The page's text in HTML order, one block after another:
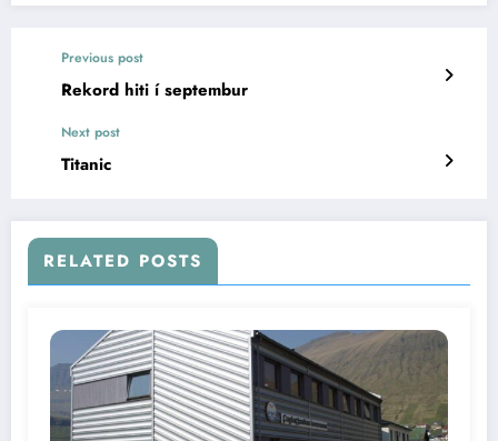
Previous post
Rekord hiti í septembur
Next post
Titanic
RELATED POSTS